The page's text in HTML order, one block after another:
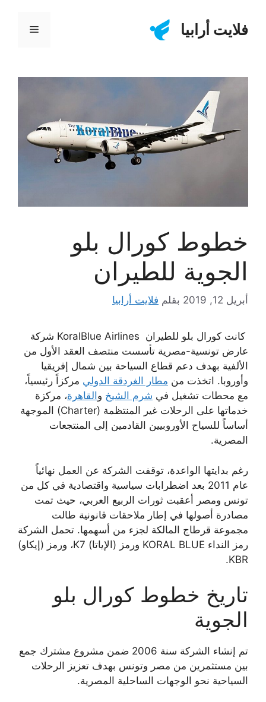
المحتوىفلايت أرابيا القائمة
خطوط كورال بلو
الجوية للطيران
أبريل 12, 2019 بقلم فلايت أرابيا
كانت كورال بلو للطيران KoralBlue Airlines شركة
عارض تونسية-مصرية تأسست منتصف العقد الأول من
الألفية بهدف دعم قطاع السياحة بين شمال إفريقيا
وأوروبا. اتخذت من مطار الغردقة الدولي مركزاً رئيسياً،
مع محطات تشغيل في شرم الشيخ و القاهرة، مركزة
خدماتها على الرحلات غير المنتظمة (Charter) الموجهة
أساساً للسياح الأوروبيين القادمين إلى المنتجعات
المصرية.
رغم بدايتها الواعدة، توقفت الشركة عن العمل نهائياً
عام 2011 بعد اضطرابات سياسية واقتصادية في كل من
تونس ومصر أعقبت ثورات الربيع العربي، حيث تمت
مصادرة أصولها في إطار ملاحقات قانونية طالت
مجموعة قرطاج المالكة لجزء من أسهمها. تحمل الشركة
رمز النداء KORAL BLUE ورمز (الإياتا) K7، ورمز (إيكاو)
KBR.
تاريخ خطوط كورال بلو
الجوية
تم إنشاء الشركة سنة 2006 ضمن مشروع مشترك جمع
بين مستثمرين من مصر وتونس بهدف تعزيز الرحلات
السياحية نحو الوجهات الساحلية المصرية.